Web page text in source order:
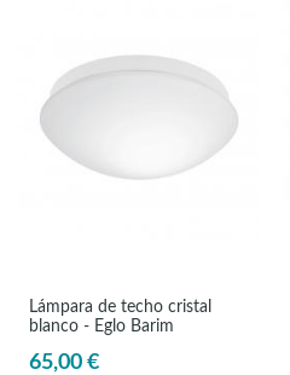
Lámpara de techo cristal
blanco - Eglo Barim
65,00 €